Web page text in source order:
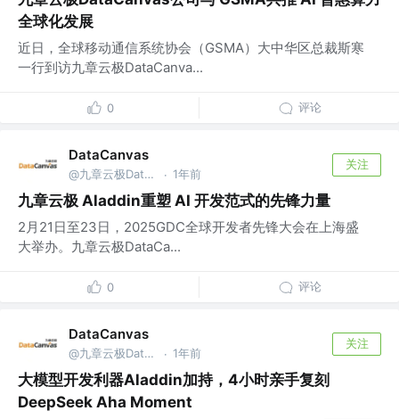
全球化发展
近日，全球移动通信系统协会（GSMA）大中华区总裁斯寒
一行到访九章云极DataCanva...
0 评论
DataCanvas
@九章云极DataCanvas · 1年前
关注
九章云极 Aladdin重塑 AI 开发范式的先锋力量
2月21日至23日，2025GDC全球开发者先锋大会在上海盛
大举办。九章云极DataCa...
0 评论
DataCanvas
@九章云极DataCanvas · 1年前
关注
大模型开发利器Aladdin加持，4小时亲手复刻
DeepSeek Aha Moment